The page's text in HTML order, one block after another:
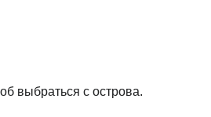
выбраться с острова.